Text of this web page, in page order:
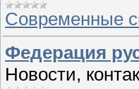
Современные
Федерация
Новости,